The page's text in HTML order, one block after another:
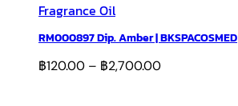
Fragrance Oil
RM000897 Dip. Amber | BKSPACOSMED
฿120.00 – ฿2,700.00